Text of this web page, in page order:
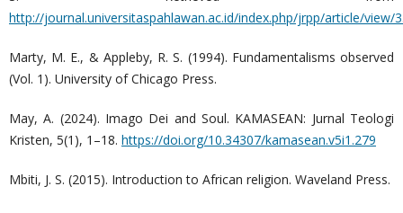
http://journal.universitaspahlawan.ac.id/index.php/jrpp/article/
Marty, M. E., & Appleby, R. S. (1994). Fundamentalisms observed
(Vol. 1). University of Chicago Press.
May, A. (2024). Imago Dei and Soul. KAMASEAN: Jurnal Teologi
Kristen, 5(1), 1–18. https://doi.org/10.34307/kamasean.v5i1.279
Mbiti, J. S. (2015). Introduction to African religion. Waveland Press.